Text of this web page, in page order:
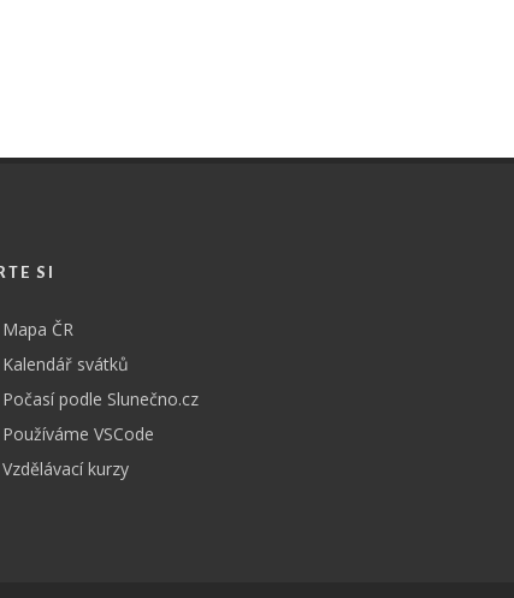
SI
Mapa ČR
Kalendář svátků
Počasí podle Slunečno.cz
Používáme VSCode
Vzdělávací kurzy